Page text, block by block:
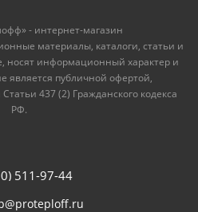
- интернет-магазин
материалы, каталоги, статьи и
носят информационный характер и
является публичной офертой,
437 (2) Гражданского кодекса
РФ.
511-97-44